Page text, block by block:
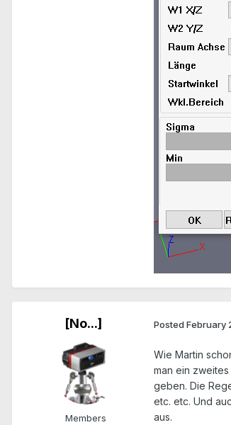
[No...]
Members
Posted February
Wie Martin
man ein
geben. Die
etc. etc. Und
aus.